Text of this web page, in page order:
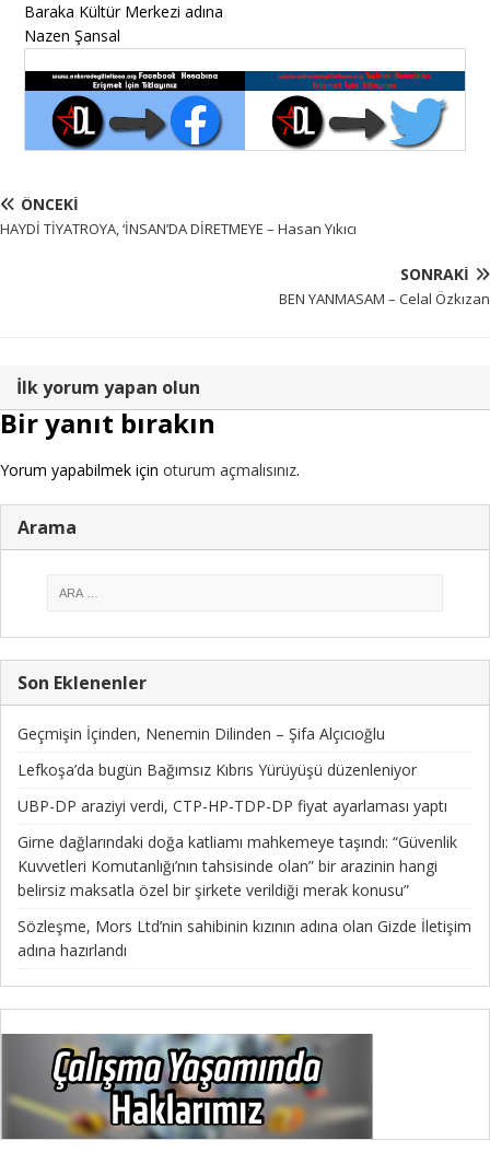
Baraka Kültür Merkezi adına
Nazen Şansal
ÖNCEKI
HAYDİ TİYATROYA, ‘İNSAN’DA DİRETMEYE – Hasan Yıkıcı
SONRAKI
BEN YANMASAM – Celal Özkızan
İlk yorum yapan olun
Bir yanıt bırakın
Yorum yapabilmek için oturum açmalısınız.
Arama
Son Eklenenler
Geçmişin İçinden, Nenemin Dilinden – Şifa Alçıcıoğlu
Lefkoşa’da bugün Bağımsız Kıbrıs Yürüyüşü düzenleniyor
UBP-DP araziyi verdi, CTP-HP-TDP-DP fiyat ayarlaması yaptı
Girne dağlarındaki doğa katliamı mahkemeye taşındı: “Güvenlik
Kuvvetleri Komutanlığı’nın tahsisinde olan” bir arazinin hangi
belirsiz maksatla özel bir şirkete verildiği merak konusu”
Sözleşme, Mors Ltd’nin sahibinin kızının adına olan Gizde İletişim
adına hazırlandı